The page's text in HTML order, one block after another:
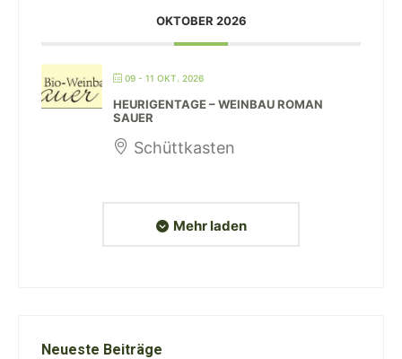
OKTOBER 2026
09 - 11 OKT. 2026
HEURIGENTAGE – WEINBAU ROMAN
SAUER
Schüttkasten
Mehr laden
Neueste Beiträge